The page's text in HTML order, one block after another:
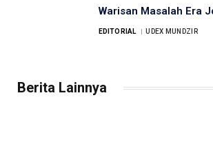
Warisan Masalah Era
EDITORIAL UDEX MUNDZIR
Berita Lainnya